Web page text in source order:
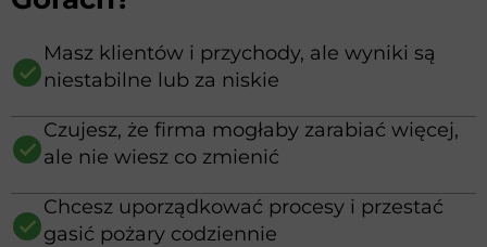
Masz klientów i przychody, ale wyniki są
niestabilne lub za niskie
Czujesz, że firma mogłaby zarabiać więcej,
ale nie wiesz co zmienić
Chcesz uporządkować procesy i przestać
gasić pożary codziennie